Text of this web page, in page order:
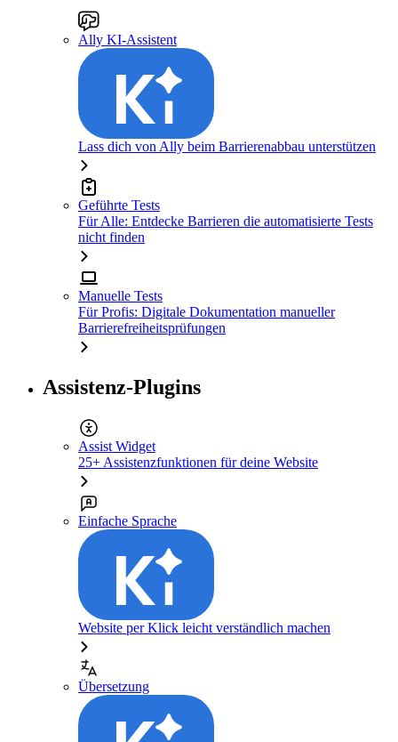
Ally KI-Assistent
Lass dich von Ally beim Barrierenabbau unterstützen
Geführte Tests
Für Alle: Entdecke Barrieren die automatisierte Tests
nicht finden
Manuelle Tests
Für Profis: Digitale Dokumentation manueller
Barrierefreiheitsprüfungen
Assistenz-Plugins
Assist Widget
25+ Assistenzfunktionen für deine Website
Einfache Sprache
Website per Klick leicht verständlich machen
Übersetzung